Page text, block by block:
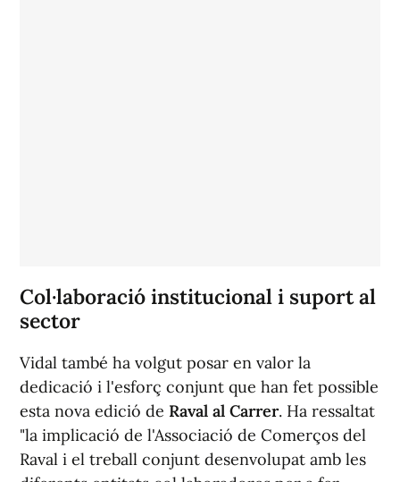
Col·laboració institucional i suport al
sector
Vidal també ha volgut posar en valor la
dedicació i l'esforç conjunt que han fet possible
esta nova edició de Raval al Carrer. Ha ressaltat
"la implicació de l'Associació de Comerços del
Raval i el treball conjunt desenvolupat amb les